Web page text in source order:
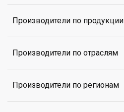
Производители по продукции
Производители по отраслям
Производители по регионам